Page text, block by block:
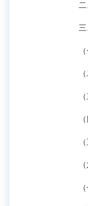
二、
三、
（一
（二
（三
（四
（五
（六
（七